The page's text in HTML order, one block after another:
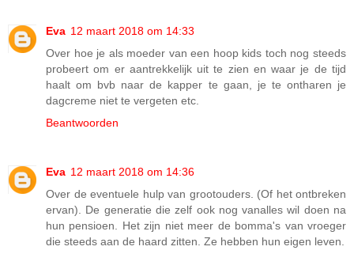
Eva 12 maart 2018 om 14:33
Over hoe je als moeder van een hoop kids toch nog steeds
probeert om er aantrekkelijk uit te zien en waar je de tijd
haalt om bvb naar de kapper te gaan, je te ontharen je
dagcreme niet te vergeten etc.
Beantwoorden
Eva 12 maart 2018 om 14:36
Over de eventuele hulp van grootouders. (Of het ontbreken
ervan). De generatie die zelf ook nog vanalles wil doen na
hun pensioen. Het zijn niet meer de bomma's van vroeger
die steeds aan de haard zitten. Ze hebben hun eigen leven.